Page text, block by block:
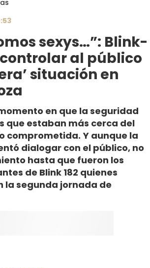
sexys…”: Blink-
controlar al público
situación en
en que la seguridad
que estaban más cerca del
comprometida. Y aunque la
dialogar con el público, no
hasta que fueron los
de Blink 182 quienes
la segunda jornada de